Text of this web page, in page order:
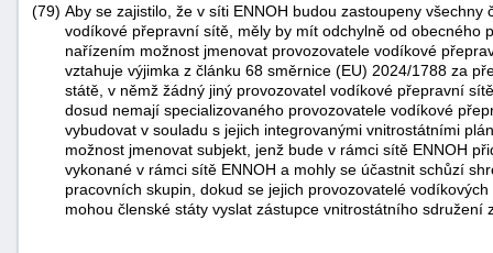
(79) Aby se zajistilo, že v síti ENNOH budou zastoupeny
vodíkové přepravní sítě, měly by mít odchylně od obecného
nařízením možnost jmenovat provozovatele vodíkové
vztahuje výjimka z článku 68 směrnice (EU) 2024/1788 za
státě, v němž žádný jiný provozovatel vodíkové přepravní
dosud nemají specializovaného provozovatele vodíkové
vybudovat v souladu s jejich integrovanými vnitrostátními
možnost jmenovat subjekt, jenž bude v rámci sítě ENNOH
vykonané v rámci sítě ENNOH a mohly se účastnit schůzí
pracovních skupin, dokud se jejich provozovatelé
mohou členské státy vyslat zástupce vnitrostátního sdružení